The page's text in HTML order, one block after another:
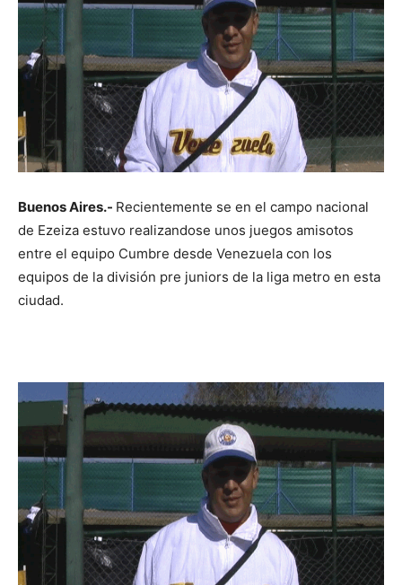
Buenos Aires.- Recientemente se en el campo nacional
de Ezeiza estuvo realizandose unos juegos amisotos
entre el equipo Cumbre desde Venezuela con los
equipos de la división pre juniors de la liga metro en esta
ciudad.